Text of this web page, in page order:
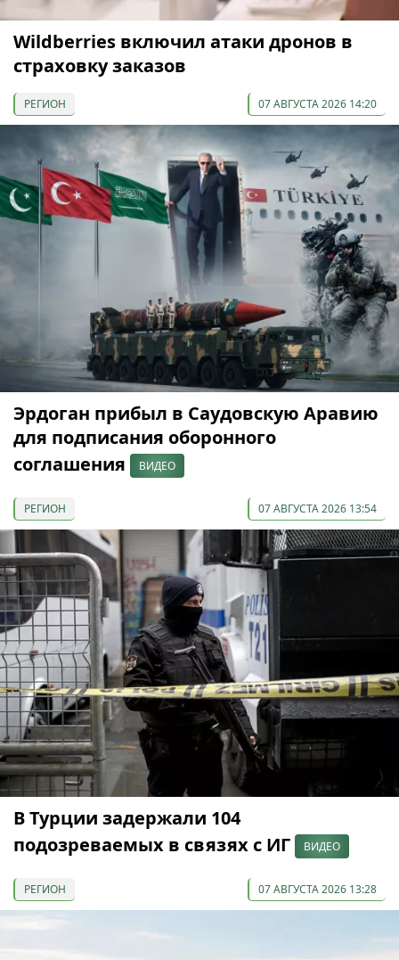
Wildberries включил атаки дронов в
страховку заказов
РЕГИОН 07 АВГУСТА 2026 14:20
Эрдоган прибыл в Саудовскую Аравию
для подписания оборонного
соглашения
ВИДЕО
РЕГИОН 07 АВГУСТА 2026 13:54
В Турции задержали 104
подозреваемых в связях с ИГ
ВИДЕО
РЕГИОН 07 АВГУСТА 2026 13:28